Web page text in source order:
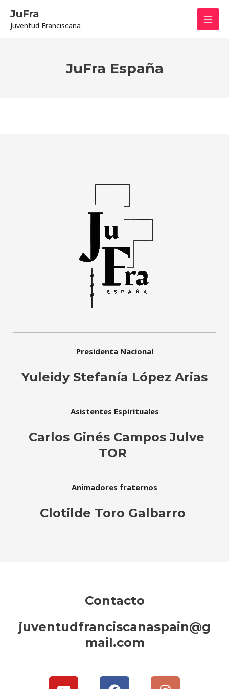
contenido
JuFra
Juventud Franciscana
Main
JuFra España
Presidenta Nacional
Yuleidy Stefanía López Arias
Asistentes Espirituales
Carlos Ginés Campos Julve
TOR
Animadores fraternos
Clotilde Toro Galbarro
Contacto
juventudfranciscanaspain@g
mail.com
Y F I